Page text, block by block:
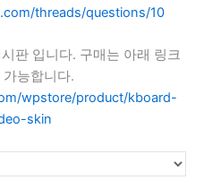
threads/questions/10
판 입니다. 구매는 아래 링크
능합니다.
wpstore/product/kboard-
skin